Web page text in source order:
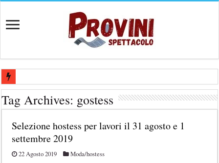
Ricerca tastierista per Tribute Band dedicata ad Eros Ramazzotti –
Casting film horror internazionale “Gaming Disorder”: si cercano
Casting Rai: Cercasi le nuove professoresse de L’Eredità, aperte le
Casting Urgente CHARACTER / MASCOTTE per il Parco
Tag Archives: gostess
Selezione hostess per lavori il 31 agosto e 1
settembre 2019
22 Agosto 2019 Moda/hostess